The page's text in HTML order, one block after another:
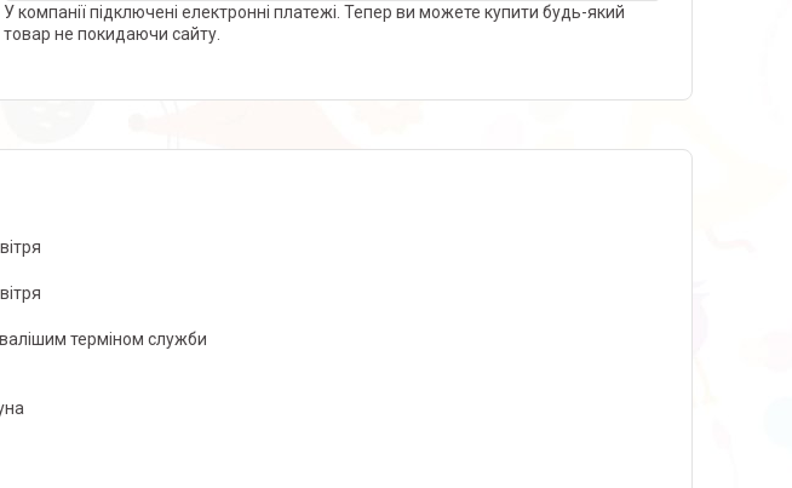
У компанії підключені електронні платежі. Тепер ви можете купити будь-який
товар не покидаючи сайту.
терміном служби